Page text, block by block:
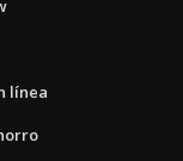
línea